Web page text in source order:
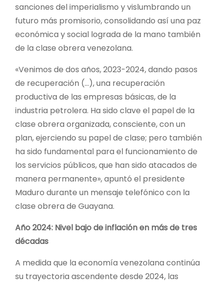
sanciones del imperialismo y vislumbrando un
futuro más promisorio, consolidando así una paz
económica y social lograda de la mano también
de la clase obrera venezolana.
«Venimos de dos años, 2023-2024, dando pasos
de recuperación (…), una recuperación
productiva de las empresas básicas, de la
industria petrolera. Ha sido clave el papel de la
clase obrera organizada, consciente, con un
plan, ejerciendo su papel de clase; pero también
ha sido fundamental para el funcionamiento de
los servicios públicos, que han sido atacados de
manera permanente», apuntó el presidente
Maduro durante un mensaje telefónico con la
clase obrera de Guayana.
Año 2024: Nivel bajo de inflación en más de tres
décadas
A medida que la economía venezolana continúa
su trayectoria ascendente desde 2024, las